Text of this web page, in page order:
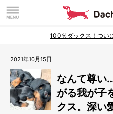
100％ダックス！つい
2021年10月15日
なんて尊い
がる我が子
クス。深い